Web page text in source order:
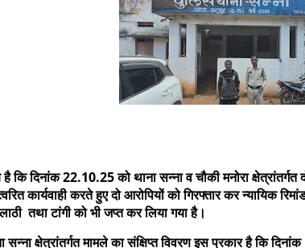
कि दिनांक 22.10.25 को थाना सन्ना व चौकी मनोरा
त्वरित कार्यवाही करते हुए दो आरोपियों को गिरफ्तार कर न्यायिक
तथा टांगी को भी जप्त कर लिया गया है।
क्षेत्रांतर्गत मामले का संक्षिप्त विवरण इस प्रकार है कि